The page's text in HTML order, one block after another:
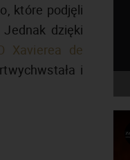
które podjęli
dzięki
Xavierea de
i